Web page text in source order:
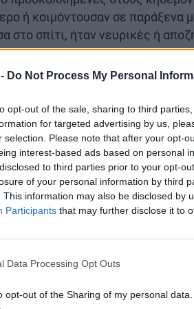
Do Not Process My Personal
opt-out of the sale, sharing to third
for targeted advertising by us,
selection. Please note that after your opt-
interest-based ads based on personal
to third parties prior to your opt-
of your personal information by third
This information may also be disclosed by
Participants that may further disclose it to
Data Processing Opt Outs
opt-out of the Sharing of my personal data.
ή κοιμόντουσαν σε παράξενα
στο σπίτι, ήταν νευρικές ή
τέσσερις ή περισσότερες
ή ζώου, αυτό υποδηλώνει
και έχει ιδιαίτερο
θρηνούν σε όλες τις
από την άλλη. Ορισμένες γάτες
πολύ στενούς δεσμούς
τη συμβίωση. Αν χάσετε μια
πίσω μια άλλη ντροπαλή ή πιο
και μια μικρή αλλαγή της
ο θάνατος της πρώτης